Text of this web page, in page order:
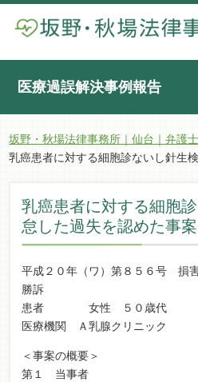
医療過誤解決事例報告
坂野・秋場法律事務所｜仙台｜弁護士
乳癌患者に対する細胞診ないし針生
乳癌患者に対する細胞
怠した過失を認めた事案
平成２０年（ワ）第８５６号 損
勝訴
患者 女性 ５０歳代
医療機関 Ａ乳腺クリニック
＜事案の概要＞
第１ 当事者